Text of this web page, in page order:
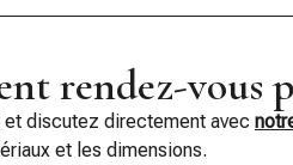
rendez-
discutez directement avec
et les dimensions.